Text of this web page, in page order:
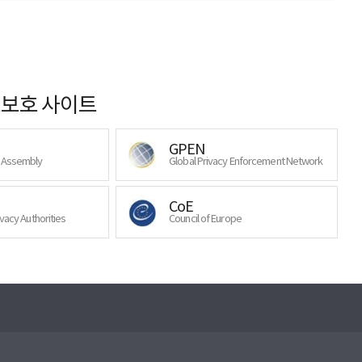
호 사이트
GPEN
Global Privacy Enforcement Network
Authorities
CoE
Council of Europe